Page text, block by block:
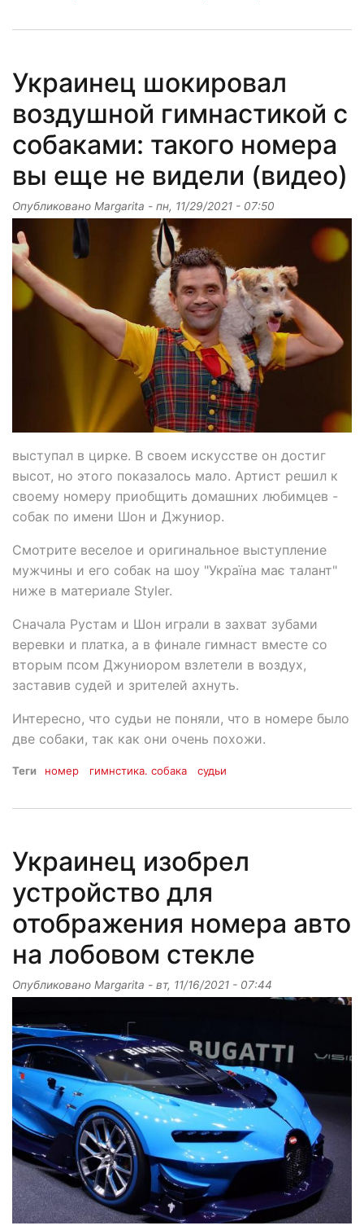
Украинец шокировал
воздушной гимнастикой с
собаками: такого номера
вы еще не видели (видео)
Опубликовано Margarita - пн, 11/29/2021 - 07:50
выступал в цирке. В своем искусстве он достиг
высот, но этого показалось мало. Артист решил к
своему номеру приобщить домашних любимцев -
собак по имени Шон и Джуниор.
Смотрите веселое и оригинальное выступление
мужчины и его собак на шоу "Україна має талант"
ниже в материале Styler.
Сначала Рустам и Шон играли в захват зубами
веревки и платка, а в финале гимнаст вместе со
вторым псом Джуниором взлетели в воздух,
заставив судей и зрителей ахнуть.
Интересно, что судьи не поняли, что в номере было
две собаки, так как они очень похожи.
Теги номер гимнстика. собака судьи
Украинец изобрел
устройство для
отображения номера авто
на лобовом стекле
Опубликовано Margarita - вт, 11/16/2021 - 07:44